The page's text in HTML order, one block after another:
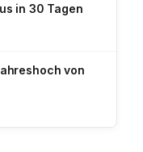
in 30 Tagen
von